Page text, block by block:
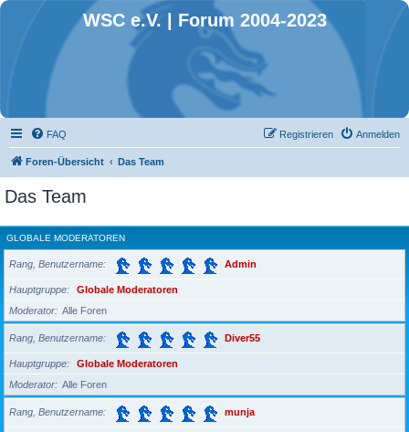
WSC e.V. | Forum 2004-2023
FAQ Anmelden
Registrieren
Foren-Übersicht Das Team
Das Team
GLOBALE MODERATOREN
Rang, Benutzername Admin
Hauptgruppe
Globale Moderatoren
Moderator
Alle Foren
Rang, Benutzername Diver55
Hauptgruppe
Globale Moderatoren
Moderator
Alle Foren
Rang, Benutzername munja